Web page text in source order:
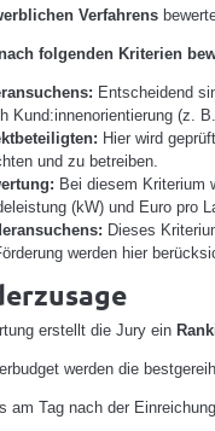
Verfahrens
folgenden Kriterien
Entscheidend
Kund:innenorientierung (z.
Hier wird
und zu betreiben.
Bei diesem Kriterium
(kW) und Euro pro
Dieses
werden hier
erstellt die Jury ein
werden die
am Tag nach der